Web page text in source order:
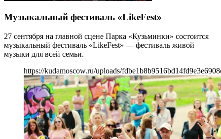
Музыкальный фестиваль «LikeFest»
27 сентября на главной сцене Парка «Кузьминки» состоится
музыкальный фестиваль «LikeFest» — фестиваль живой
музыки для всей семьи.
https://kudamoscow.ru/uploads/